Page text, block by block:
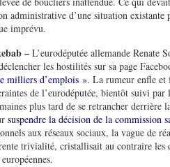
administrative d’une situation existante
imprévu.
– L’eurodéputée allemande Renate
les hostilités sur sa page
milliers d’emplois ». La rumeur enfle
de l’eurodéputée, bientôt suivi par
plus tard de se retrancher derrière
suspendre la décision de la commission
aux réseaux sociaux, la vague de
trivialité, cristallisait au contraire les